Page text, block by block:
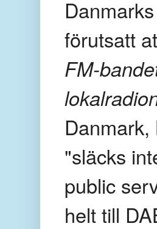
förutsatt
FM-
"släcks
public
helt till